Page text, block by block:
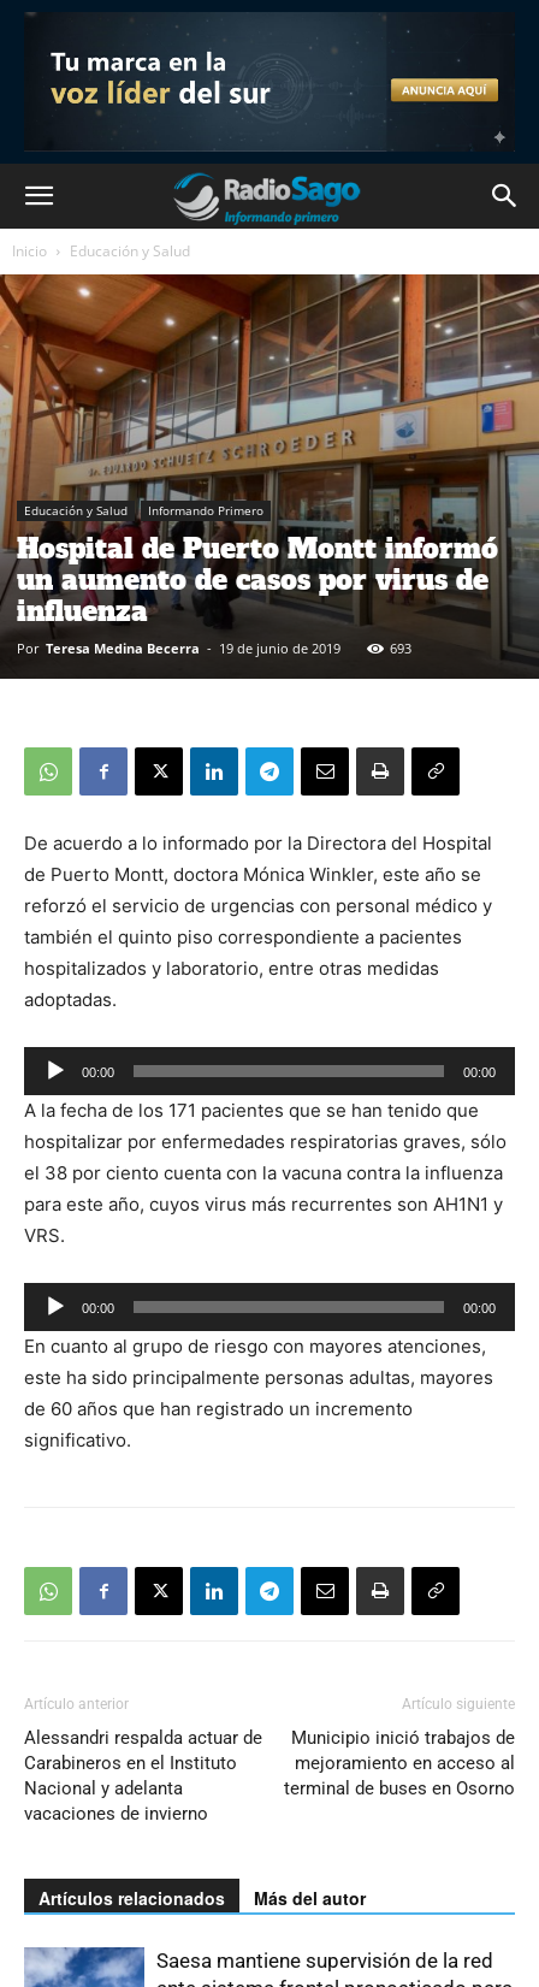
Inicio Educación y Salud
Educación y Salud Informando Primero
Hospital de Puerto Montt informó
un aumento de casos por virus de
influenza
Por Teresa Medina Becerra - 19 de junio de 2019 693
De acuerdo a lo informado por la Directora del Hospital
de Puerto Montt, doctora Mónica Winkler, este año se
reforzó el servicio de urgencias con personal médico y
también el quinto piso correspondiente a pacientes
hospitalizados y laboratorio, entre otras medidas
adoptadas.
Reproductor
de
audio
00:00 00:00
A la fecha de los 171 pacientes que se han tenido que
hospitalizar por enfermedades respiratorias graves, sólo
el 38 por ciento cuenta con la vacuna contra la influenza
para este año, cuyos virus más recurrentes son AH1N1 y
VRS.
Reproductor
de
audio
00:00 00:00
En cuanto al grupo de riesgo con mayores atenciones,
este ha sido principalmente personas adultas, mayores
de 60 años que han registrado un incremento
significativo.
Artículo anterior
Alessandri respalda actuar de
Carabineros en el Instituto
Nacional y adelanta
vacaciones de invierno
Artículo siguiente
Municipio inició trabajos de
mejoramiento en acceso al
terminal de buses en Osorno
Artículos relacionados Más del autor
Saesa mantiene supervisión de la red